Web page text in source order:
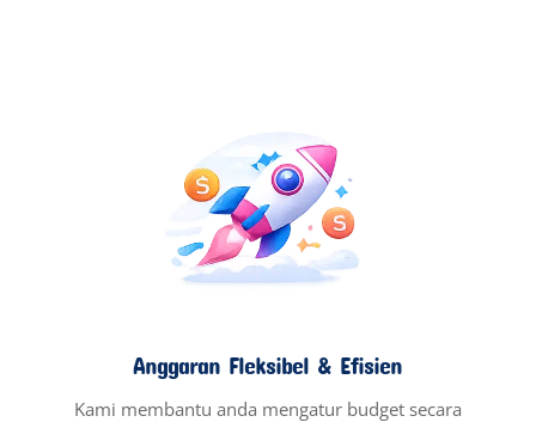
Anggaran Fleksibel & Efisien
Kami membantu anda mengatur budget secara